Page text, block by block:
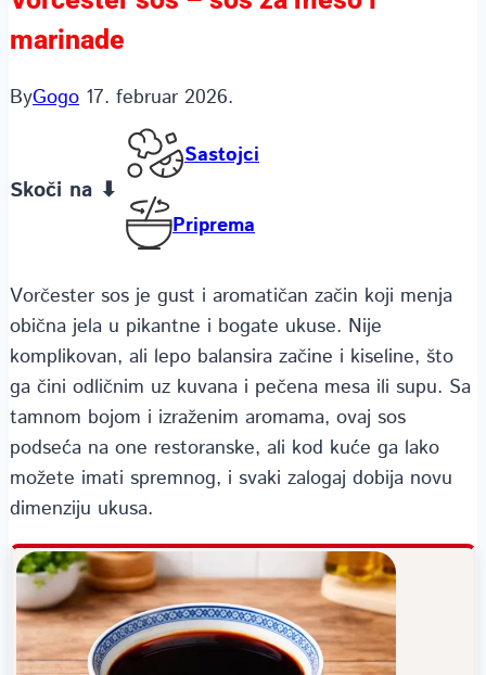
marinade
ByGogo 17. februar 2026.
Skoči na ⬇
Sastojci
Priprema
Vorčester sos je gust i aromatičan začin koji menja
obična jela u pikantne i bogate ukuse. Nije
komplikovan, ali lepo balansira začine i kiseline, što
ga čini odličnim uz kuvana i pečena mesa ili supu. Sa
tamnom bojom i izraženim aromama, ovaj sos
podseća na one restoranske, ali kod kuće ga lako
možete imati spremnog, i svaki zalogaj dobija novu
dimenziju ukusa.